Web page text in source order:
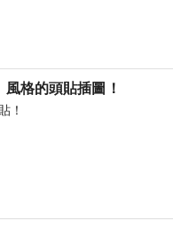
格的頭貼插圖！
！